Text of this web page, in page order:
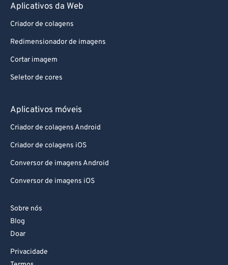
Aplicativos da Web
Criador de colagens
Redimensionador de imagens
Cortar imagem
Seletor de cores
Aplicativos móveis
Criador de colagens Android
Criador de colagens iOS
Conversor de imagens Android
Conversor de imagens iOS
Sobre nós
Blog
Doar
Privacidade